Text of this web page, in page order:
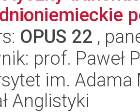
OPUS 22 ,
prof. Paweł
im.
Anglistyki